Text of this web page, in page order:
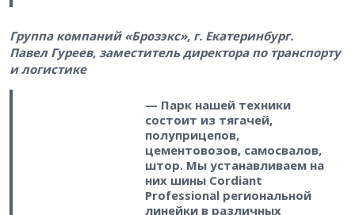
Группа компаний «Брозэкс», г. Екатеринбург.
Павел Гуреев, заместитель директора по транспорту
и логистике
— Парк нашей техники
состоит из тягачей,
полуприцепов,
цементовозов, самосвалов,
штор. Мы устанавливаем на
них шины Cordiant
Professional региональной
линейки в различных